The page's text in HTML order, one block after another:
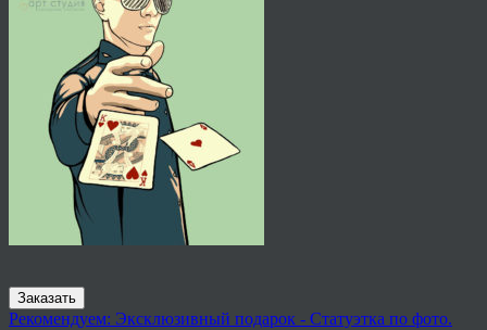
Заказать
Рекомендуем: Эксклюзивный подарок - Статуэтка по фото.